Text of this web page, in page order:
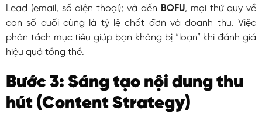
Lead (email, số điện thoại); và đến BOFU, mọi thứ quy về
con số cuối cùng là tỷ lệ chốt đơn và doanh thu. Việc
phân tách mục tiêu giúp bạn không bị “loạn” khi đánh giá
hiệu quả tổng thể.
Bước 3: Sáng tạo nội dung thu
hút (Content Strategy)